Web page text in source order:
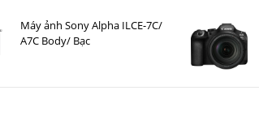
F4S (Nhập Khẩu)
Máy ảnh Sony Alpha ILCE-7C/
A7C Body/ Bạc